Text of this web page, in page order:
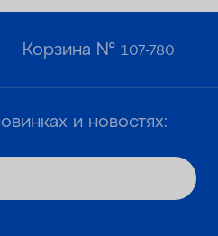
Корзина №107-780
и новостях: